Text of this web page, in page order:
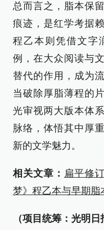
总而言之，脂本保
痕迹，是红学考据
程乙本则凭借文字
例，在大众阅读与
替代的作用，成为
当破除厚脂薄程的
光审视两大版本体
脉络，体悟其中厚
新的文学魅力。
相关文章： 扁平修
梦》程乙本与早期脂
（项目统筹：光明日